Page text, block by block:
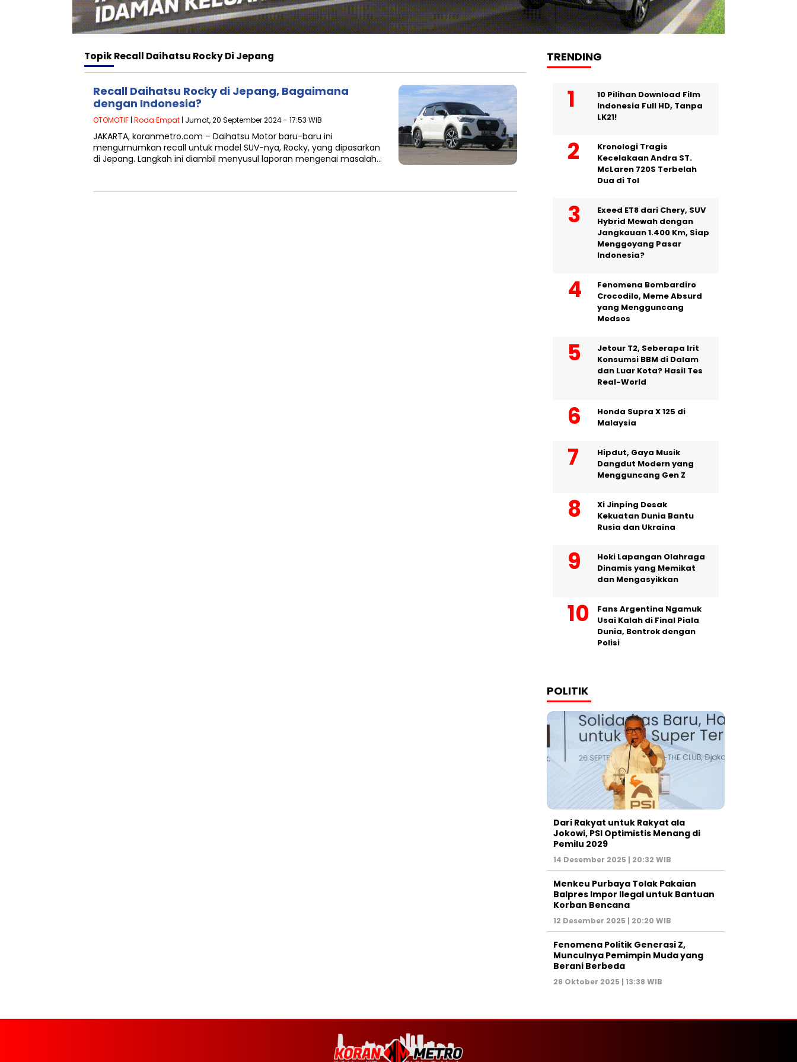
TopikRecall Daihatsu Rocky Di Jepang
Recall Daihatsu Rocky di Jepang, Bagaimana
dengan Indonesia?
OTOMOTIF | Roda Empat | Jumat, 20 September 2024 - 17:53 WIB
JAKARTA, koranmetro.com – Daihatsu Motor baru-baru ini
mengumumkan recall untuk model SUV-nya, Rocky, yang dipasarkan
di Jepang. Langkah ini diambil menyusul laporan mengenai masalah…
TRENDING
10 Pilihan Download Film
Indonesia Full HD, Tanpa
LK21!
Kronologi Tragis
Kecelakaan Andra ST.
McLaren 720S Terbelah
Dua di Tol
Exeed ET8 dari Chery, SUV
Hybrid Mewah dengan
Jangkauan 1.400 Km, Siap
Menggoyang Pasar
Indonesia?
Fenomena Bombardiro
Crocodilo, Meme Absurd
yang Mengguncang
Medsos
Jetour T2, Seberapa Irit
Konsumsi BBM di Dalam
dan Luar Kota? Hasil Tes
Real-World
Honda Supra X 125 di
Malaysia
Hipdut, Gaya Musik
Dangdut Modern yang
Mengguncang Gen Z
Xi Jinping Desak
Kekuatan Dunia Bantu
Rusia dan Ukraina
Hoki Lapangan Olahraga
Dinamis yang Memikat
dan Mengasyikkan
Fans Argentina Ngamuk
Usai Kalah di Final Piala
Dunia, Bentrok dengan
Polisi
POLITIK
Dari Rakyat untuk Rakyat ala
Jokowi, PSI Optimistis Menang di
Pemilu 2029
14 Desember 2025 | 20:32 WIB
Menkeu Purbaya Tolak Pakaian
Balpres Impor Ilegal untuk Bantuan
Korban Bencana
12 Desember 2025 | 20:20 WIB
Fenomena Politik Generasi Z,
Munculnya Pemimpin Muda yang
Berani Berbeda
28 Oktober 2025 | 13:38 WIB